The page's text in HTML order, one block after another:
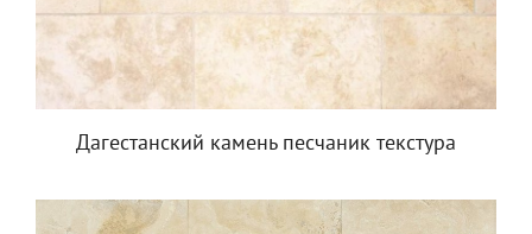
Дагестанский камень песчаник текстура